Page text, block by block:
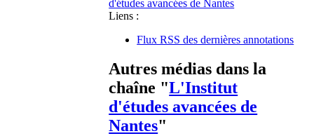
d'études avancées de Nantes
Liens :
Flux RSS des dernières annotations
Autres médias dans la
chaîne "L'Institut
d'études avancées de
Nantes"